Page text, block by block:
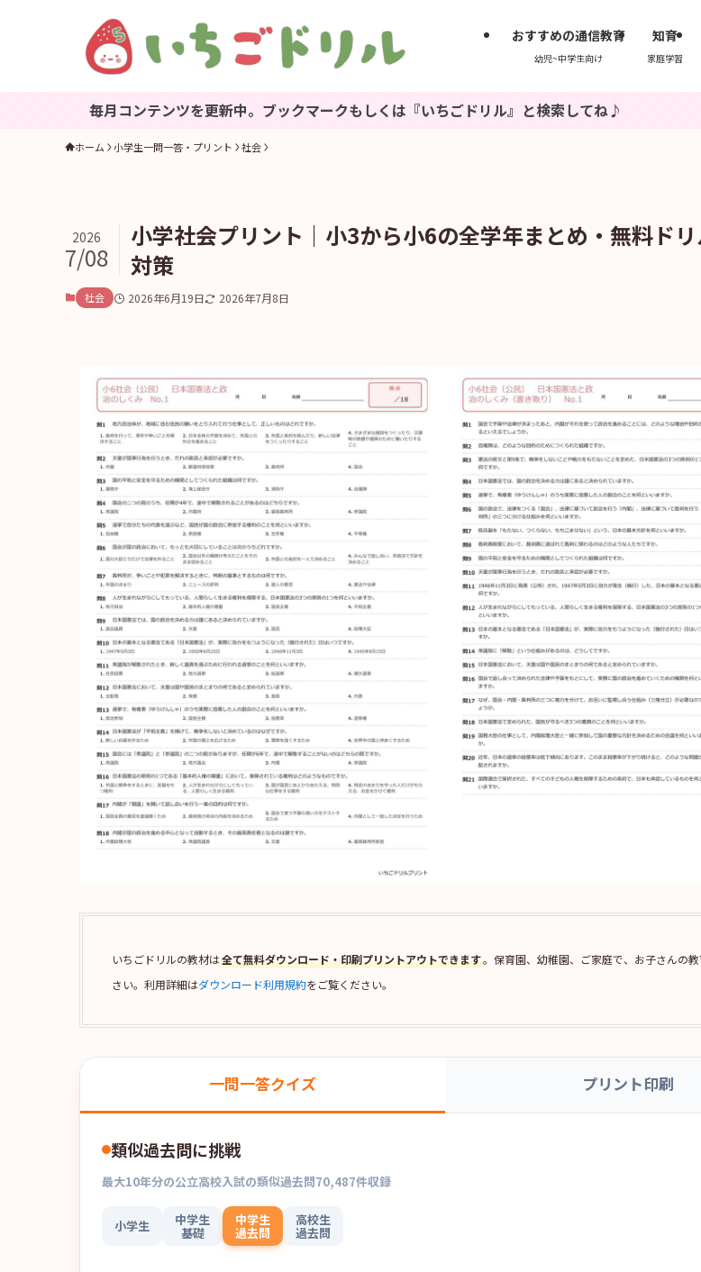
おすすめの通信教育
幼児~中学生向け
知育
家庭学習
月コンテンツを更新中。ブックマークもしくは『いちごドリル』と検索してね♪
ホーム 小学生一問一答・プリント 社会
小学社会プリント｜小3から小6の全学年まとめ・無料ド
対策
2026
7/08
社会 2026年6月19日 2026年7月8日
いちごドリルの教材は全て無料ダウンロード・印刷プリントアウトできます。保育園、幼稚園、ご家庭で、お子さんの
さい。利用詳細はダウンロード利用規約をご覧ください。
一問一答クイズ プリント印刷
類似過去問に挑戦
最大10年分の公立高校入試の類似過去問70,487件収録
小学生 中学生
基礎
中学生
過去問
高校生
過去問